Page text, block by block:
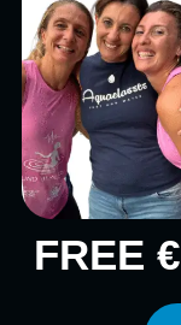
FREE €